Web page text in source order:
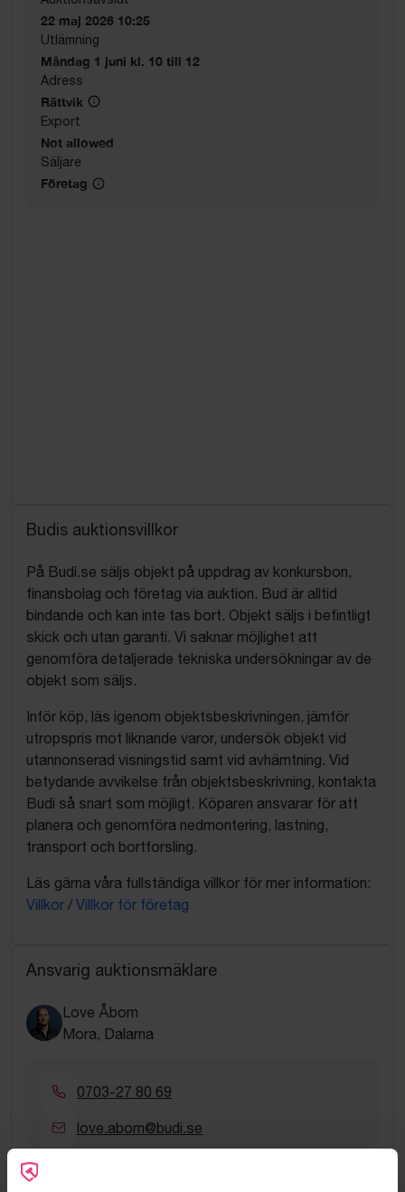
22 maj 2026 10:25
Utlämning
Måndag 1 juni kl. 10 till 12
Adress
Rättvik
Export
Not allowed
Säljare
Företag
Budis auktionsvillkor
På Budi.se säljs objekt på uppdrag av konkursbon,
finansbolag och företag via auktion. Bud är alltid
bindande och kan inte tas bort. Objekt säljs i befintligt
skick och utan garanti. Vi saknar möjlighet att
genomföra detaljerade tekniska undersökningar av de
objekt som säljs.
Inför köp, läs igenom objektsbeskrivningen, jämför
utropspris mot liknande varor, undersök objekt vid
utannonserad visningstid samt vid avhämtning. Vid
betydande avvikelse från objektsbeskrivning, kontakta
Budi så snart som möjligt. Köparen ansvarar för att
planera och genomföra nedmontering, lastning,
transport och bortforsling.
Läs gärna våra fullständiga villkor för mer information:
Villkor / Villkor för företag
Ansvarig auktionsmäklare
Love Åbom
Mora, Dalarna
0703-27 80 69
love.abom@budi.se